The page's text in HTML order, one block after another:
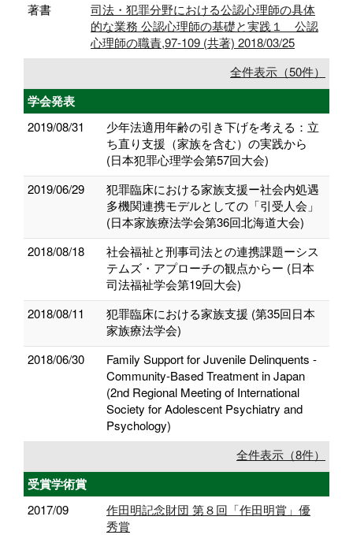
著書
司法・犯罪分野における公認心理師の具体
的な業務 公認心理師の基礎と実践１ 公認
心理師の職責,97-109 (共著) 2018/03/25
全件表示（50件）
学会発表
2019/08/31
少年法適用年齢の引き下げを考える：立
ち直り支援（家族を含む）の実践から
(日本犯罪心理学会第57回大会)
2019/06/29
犯罪臨床における家族支援ー社会内処遇
多機関連携モデルとしての「引受人会」
(日本家族療法学会第36回北海道大会)
2018/08/18
社会福祉と刑事司法との連携課題ーシス
テムズ・アプローチの観点からー (日本
司法福祉学会第19回大会)
2018/08/11
犯罪臨床における家族支援 (第35回日本
家族療法学会)
2018/06/30
Family Support for Juvenile Delinquents -
Community-Based Treatment in Japan
(2nd Regional Meeting of International
Society for Adolescent Psychiatry and
Psychology)
全件表示（8件）
受賞学術賞
2017/09
作田明記念財団 第８回「作田明賞」優
秀賞